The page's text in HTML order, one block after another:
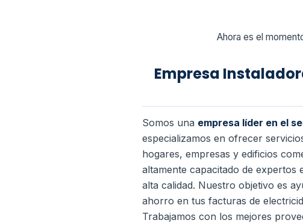
Ahora es el
Empresa
Somos una empresa líder en el
especializamos en ofrecer
hogares, empresas y edificios
altamente capacitado de expertos
alta calidad. Nuestro objetivo es
ahorro en tus facturas de
Trabajamos con los mejores